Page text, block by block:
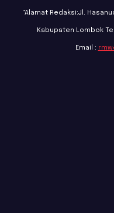
"Alamat Redaksi:Jl.
Kabupaten Lombok
Email :